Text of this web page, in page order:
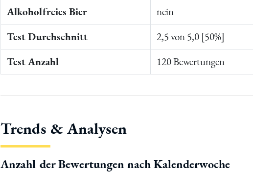
Alkoholfreies Bier
nein
Test Durchschnitt
2,5 von 5,0 [50%]
Test Anzahl
120 Bewertungen
Trends & Analysen
Anzahl der Bewertungen nach Kalenderwoche